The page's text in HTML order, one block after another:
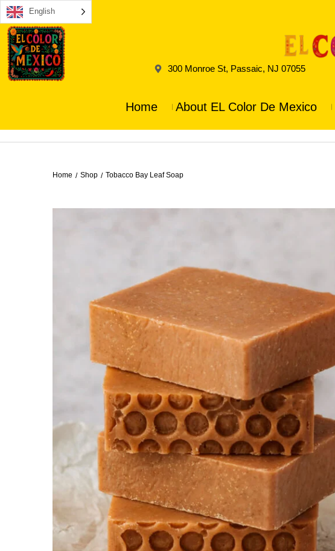
English
300 Monroe St, Passaic, NJ 07055
Home About EL Color De Mexico
Home / Shop / Tobacco Bay Leaf Soap